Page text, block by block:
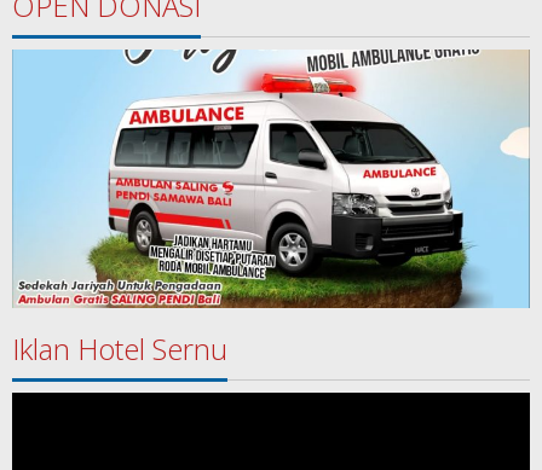
Iklan Hotel Sernu